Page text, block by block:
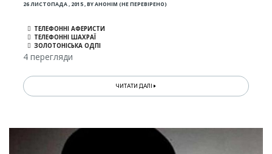
26 ЛИСТОПАДА , 2015,BYАНОНІМ (НЕ ПЕРЕВІРЕНО)
ТЕЛЕФОННІ АФЕРИСТИ
ТЕЛЕФОННІ ШАХРАЇ
ЗОЛОТОНІСЬКА ОДПІ
4 перегляди
ЧИТАТИ ДАЛІ